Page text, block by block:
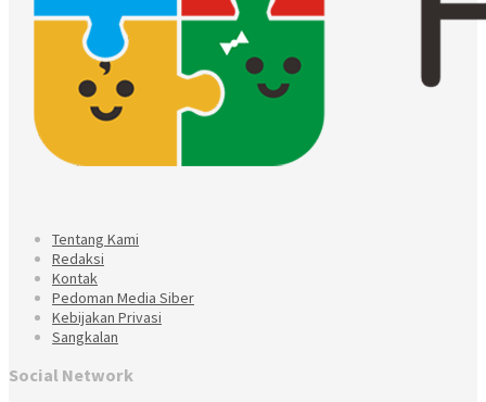
Tentang Kami
Redaksi
Kontak
Pedoman Media Siber
Kebijakan Privasi
Sangkalan
Social Network